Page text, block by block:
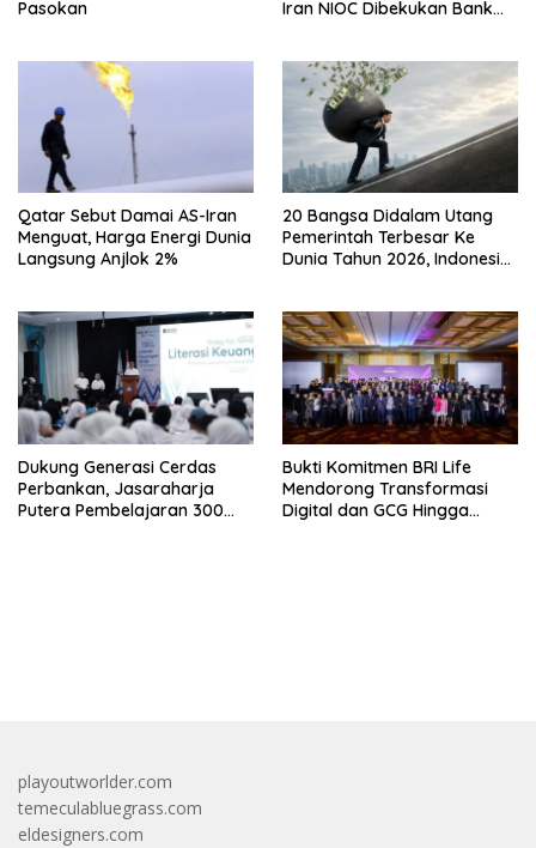
Pasokan
Iran NIOC Dibekukan Bank
Qatar Sebut Damai AS-Iran
Menguat, Harga Energi Dunia
Langsung Anjlok 2%
20 Bangsa Didalam Utang
Pemerintah Terbesar Ke
Dunia Tahun 2026, Indonesia
Dukung Generasi Cerdas
Perbankan, Jasaraharja
Putera Pembelajaran 300
Bukti Komitmen BRI Life
Mendorong Transformasi
Digital dan GCG Hingga
playoutworlder.com
temeculabluegrass.com
eldesigners.com